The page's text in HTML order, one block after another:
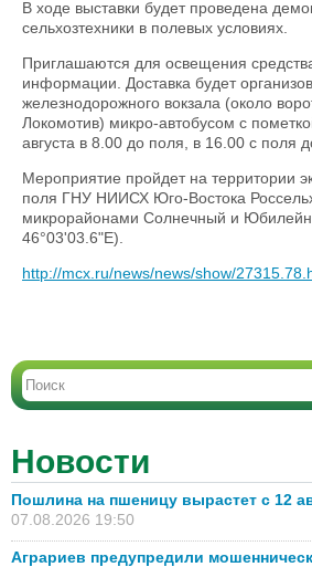
В ходе выставки будет проведена
сельхозтехники в полевых условиях.
Приглашаются для освещения
информации. Доставка будет
железнодорожного вокзала (около
Локомотив) микро-автобусом с
августа в 8.00 до поля, в 16.00 с поля
Мероприятие пройдет на территории
поля ГНУ НИИСХ Юго-Востока
микрорайонами Солнечный и
46°03'03.6"E).
http://mcx.ru/news/news/show/
Новости
Пошлина на пшеницу вырастет с 12
07.08.2026 19:50
Аграриев предупредили